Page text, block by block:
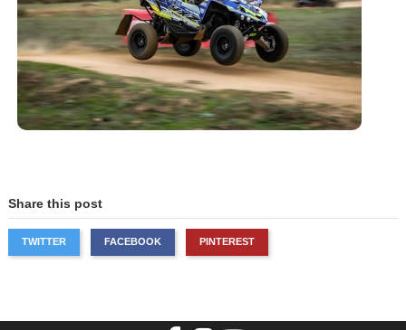
Share this post
TWITTER FACEBOOK PINTEREST